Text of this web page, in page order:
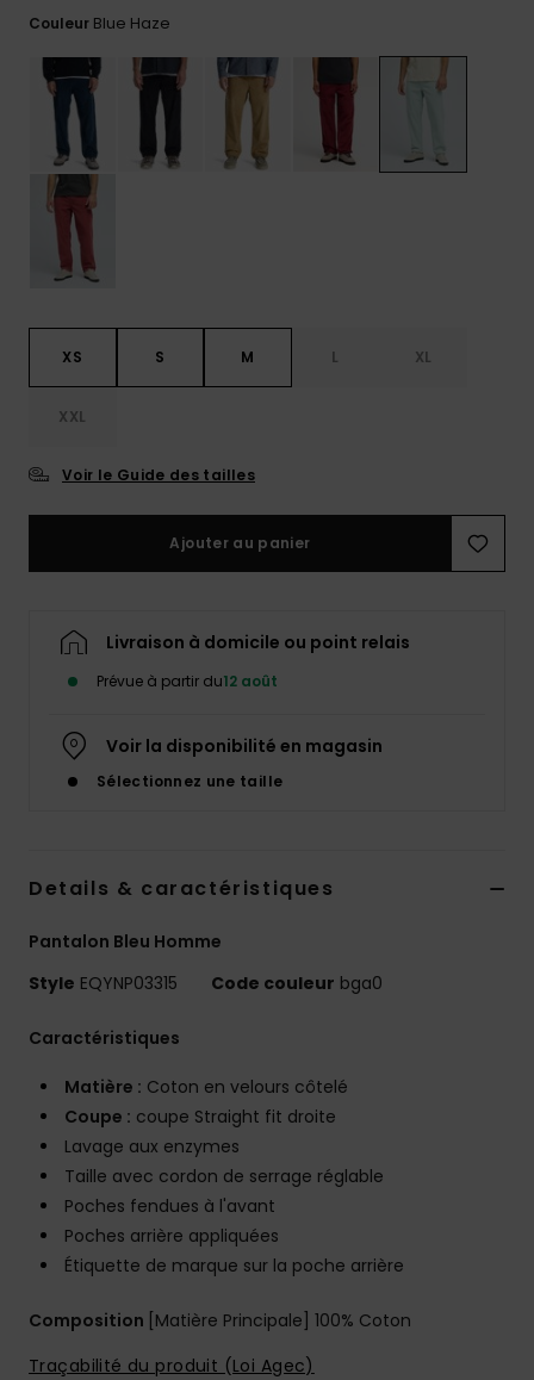
fréquentes
et notre
formulaire
contact.
Couleur Blue Haze
XS S M L XL
XXL
Voir le Guide des tailles
Ajouter au panier
Livraison à domicile ou point relais
Prévue à partir du12 août
Voir la disponibilité en magasin
Sélectionnez une taille
Details & caractéristiques
Pantalon Bleu Homme
Style EQYNP03315 Code couleur bga0
Caractéristiques
Matière : Coton en velours côtelé
Coupe : coupe Straight fit droite
Lavage aux enzymes
Taille avec cordon de serrage réglable
Poches fendues à l'avant
Poches arrière appliquées
Étiquette de marque sur la poche arrière
Composition [Matière Principale] 100% Coton
Traçabilité du produit (Loi Agec)